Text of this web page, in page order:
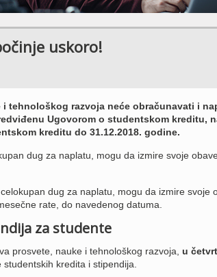
uskoro!
tehnološkog razvoja neće obračunavati i
Ugovorom o studentskom kreditu,
kreditu do 31.12.2018. godine.
dug za naplatu, mogu da izmire svoje
dug za naplatu, mogu da izmire svoje
rate, do navedenog datuma.
za studente
prosvete, nauke i tehnološkog razvoja, u
kredita i stipendija.